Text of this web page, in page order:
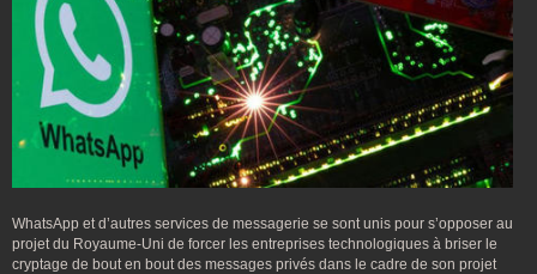
WhatsApp et d’autres services de messagerie se sont unis pour s’opposer au
projet du Royaume-Uni de forcer les entreprises technologiques à briser le
cryptage de bout en bout des messages privés dans le cadre de son projet